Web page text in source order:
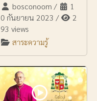
bosconoom /
1
0 กันยายน 2023 /
2
93 views
สาระความรู้